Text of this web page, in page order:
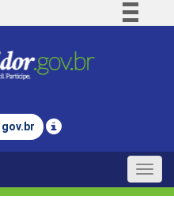
Comunica BR
Legislação
gov.br
Toggle